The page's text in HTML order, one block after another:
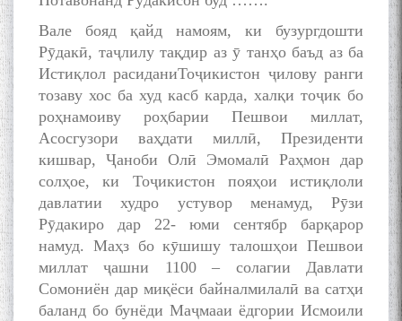
Вале бояд қайд намоям, ки бузургдошти
Рӯдакӣ, таҷлилу тақдир аз ӯ танҳо баъд аз ба
Истиқлол расиданиТоҷикистон ҷилову ранги
тозаву хос ба худ касб карда, халқи тоҷик бо
роҳнамоиву роҳбарии Пешвои миллат,
Асосгузори ваҳдати миллӣ, Президенти
кишвар, Ҷаноби Олӣ Эмомалӣ Раҳмон дар
солҳое, ки Тоҷикистон пояҳои истиқлоли
давлатии худро устувор менамуд, Рӯзи
Рӯдакиро дар 22- юми сентябр барқарор
намуд. Маҳз бо кӯшишу талошҳои Пешвои
миллат ҷашни 1100 – солагии Давлати
Сомониён дар миқёси байналмилалӣ ва сатҳи
баланд бо бунёди Маҷмааи ёдгории Исмоили